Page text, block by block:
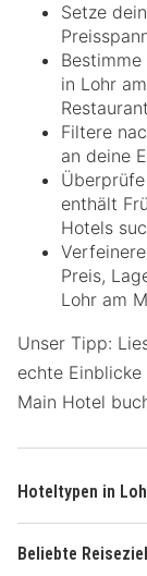
Setze
in Lohr
Filtere
an deine
enthält
Hotels
Preis,
Lohr am
Unser Tipp:
echte
Main Hotel
Hoteltypen in
Beliebte